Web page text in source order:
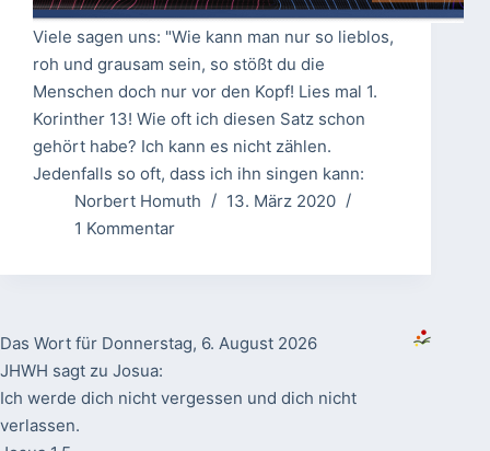
Viele sagen uns: "Wie kann man nur so lieblos,
roh und grausam sein, so stößt du die
Menschen doch nur vor den Kopf! Lies mal 1.
Korinther 13! Wie oft ich diesen Satz schon
gehört habe? Ich kann es nicht zählen.
Jedenfalls so oft, dass ich ihn singen kann:
Norbert Homuth
13. März 2020
1 Kommentar
Das Wort für Donnerstag, 6. August 2026
JHWH sagt zu Josua:
Ich werde dich nicht vergessen und dich nicht
verlassen.